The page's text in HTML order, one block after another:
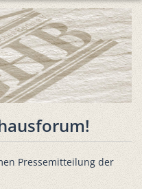
Pressemitteilung der